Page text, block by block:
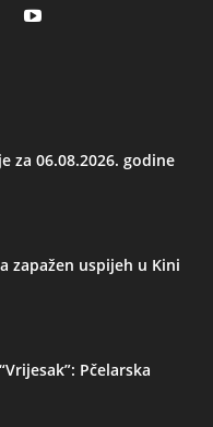
za 06.08.2026. godine
zapažen uspijeh u Kini
Pčelarska